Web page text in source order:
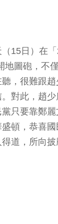
15日）在
地圖砲，不
，很難跟
對此，趙
只要靠鄭
頓，恭喜
道，所向